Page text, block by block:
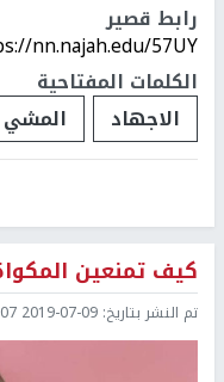
رابط قصير
nn.najah.edu/57UY/
الكلمات المفتاحية
الاجهاد
المشي
كيف تمنعين
تم النشر بتاريخ: 2019-07-09 22:07